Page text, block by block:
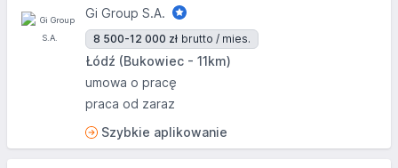
Gi Group S.A.
8 500-12 000 zł brutto / mies.
Łódź (Bukowiec - 11km)
umowa o pracę
praca od zaraz
Szybkie aplikowanie